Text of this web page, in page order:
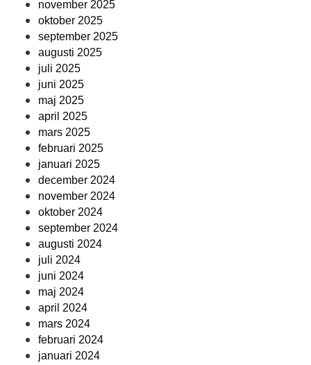
november 2025
oktober 2025
september 2025
augusti 2025
juli 2025
juni 2025
maj 2025
april 2025
mars 2025
februari 2025
januari 2025
december 2024
november 2024
oktober 2024
september 2024
augusti 2024
juli 2024
juni 2024
maj 2024
april 2024
mars 2024
februari 2024
januari 2024